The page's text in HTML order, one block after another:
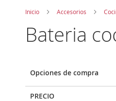
Inicio Accesorios
Bateria
Opciones de compra
PRECIO